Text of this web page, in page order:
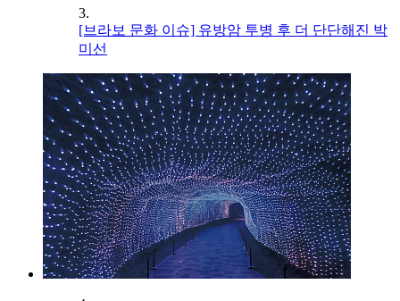
3.
[브라보 문화 이슈] 유방암 투병 후 더 단단해진 박
미선